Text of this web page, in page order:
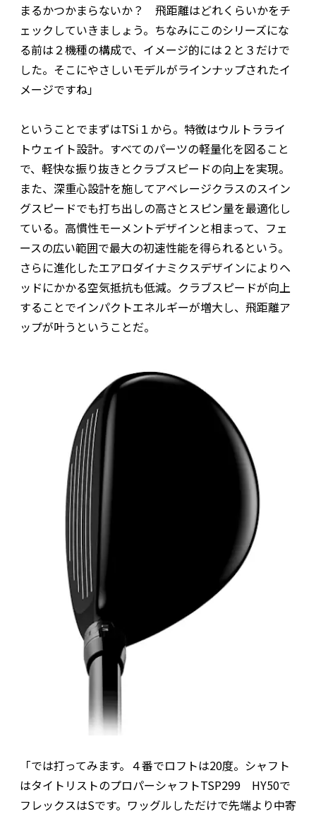
まるかつかまらないか？ 飛距離はどれくらいかをチ
ェックしていきましょう。ちなみにこのシリーズにな
る前は２機種の構成で、イメージ的には２と３だけで
した。そこにやさしいモデルがラインナップされたイ
メージですね」
ということでまずはTSi１から。特徴はウルトラライ
トウェイト設計。すべてのパーツの軽量化を図ること
で、軽快な振り抜きとクラブスピードの向上を実現。
また、深重心設計を施してアベレージクラスのスイン
グスピードでも打ち出しの高さとスピン量を最適化し
ている。高慣性モーメントデザインと相まって、フェ
ースの広い範囲で最大の初速性能を得られるという。
さらに進化したエアロダイナミクスデザインによりヘ
ッドにかかる空気抵抗も低減。クラブスピードが向上
することでインパクトエネルギーが増大し、飛距離ア
ップが叶うということだ。
「では打ってみます。４番でロフトは20度。シャフト
はタイトリストのプロパーシャフトTSP299 HY50で
フレックスはSです。ワッグルしただけで先端より中寄